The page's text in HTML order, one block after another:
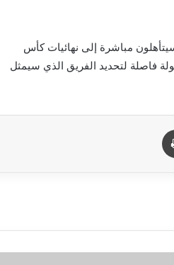
مباشرة إلى نهائيات كأس
جولة فاصلة لتحديد الفريق الذي سيمثل